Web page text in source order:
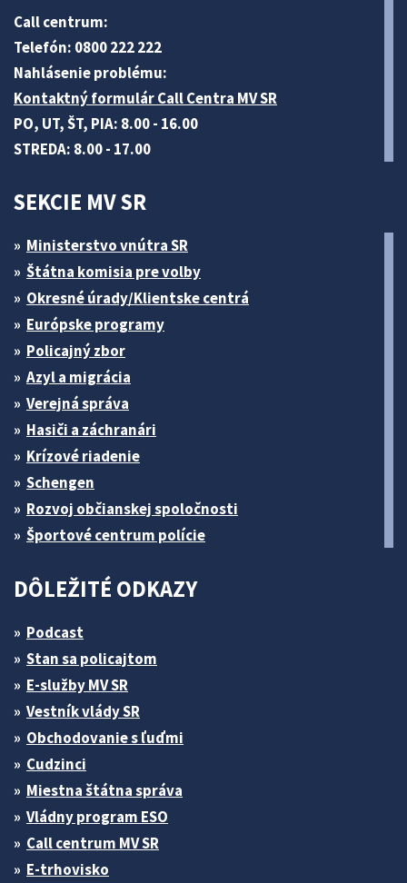
Call centrum:
Telefón: 0800 222 222
Nahlásenie problému:
Kontaktný formulár Call Centra MV SR
PO, UT, ŠT, PIA: 8.00 - 16.00
STREDA: 8.00 - 17.00
SEKCIE MV SR
Ministerstvo vnútra SR
Štátna komisia pre volby
Okresné úrady/Klientske centrá
Európske programy
Policajný zbor
Azyl a migrácia
Verejná správa
Hasiči a záchranári
Krízové riadenie
Schengen
Rozvoj občianskej spoločnosti
Športové centrum polície
DÔLEŽITÉ ODKAZY
Podcast
Stan sa policajtom
E-služby MV SR
Vestník vlády SR
Obchodovanie s ľuďmi
Cudzinci
Miestna štátna správa
Vládny program ESO
Call centrum MV SR
E-trhovisko